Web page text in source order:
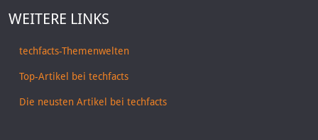
WEITERE LINKS
techfacts-Themenwelten
Top-Artikel bei techfacts
Die neusten Artikel bei techfacts